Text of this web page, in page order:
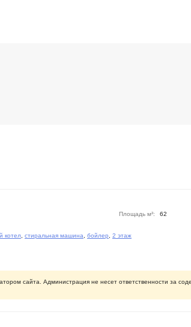
Площадь м²:
62
котел, стиральная машина, бойлер, 2 этаж
сайта. Администрация не несет ответственности за